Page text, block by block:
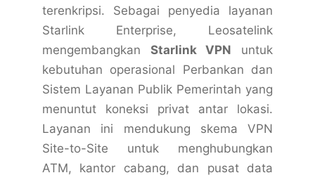
terenkripsi. Sebagai penyedia layanan
Starlink Enterprise, Leosatelink
mengembangkan Starlink VPN untuk
kebutuhan operasional Perbankan dan
Sistem Layanan Publik Pemerintah yang
menuntut koneksi privat antar lokasi.
Layanan ini mendukung skema VPN
Site-to-Site untuk menghubungkan
ATM, kantor cabang, dan pusat data